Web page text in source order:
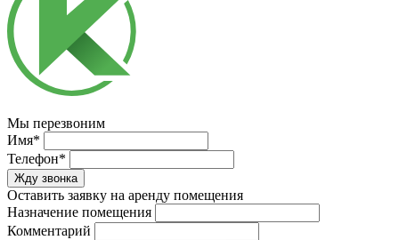
Мы перезвоним
Имя*
Телефон*
Оставить заявку на аренду помещения
Назначение помещения
Комментарий